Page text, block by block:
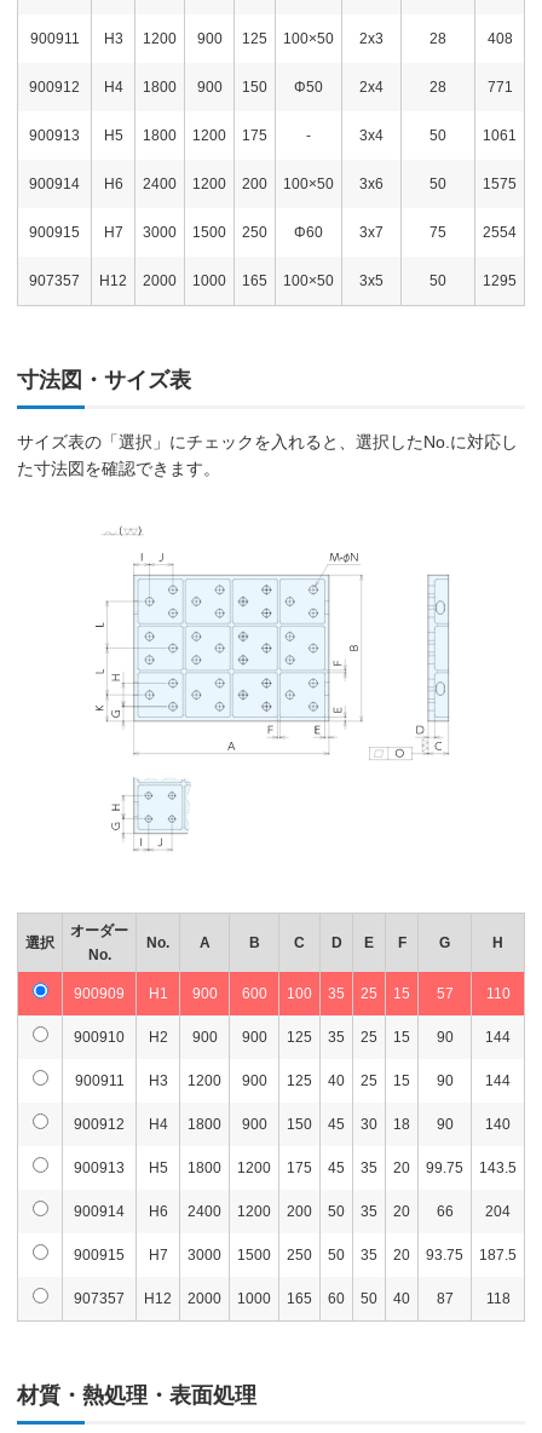
900911 H3 1200 900 125 100×50 2x3 28 408
900912 H4 1800 900 150 Φ50 2x4 28 771
900913 H5 1800 1200 175 - 3x4 50 1061
900914 H6 2400 1200 200 100×50 3x6 50 1575
900915 H7 3000 1500 250 Φ60 3x7 75 2554
907357 H12 2000 1000 165 100×50 3x5 50 1295
寸法図・サイズ表
サイズ表の「選択」にチェックを入れると、選択したNo.に対応し
た寸法図を確認できます。
選択
オーダー
No.
No. A B C D E F G H
900909 H1 900 600 100 35 25 15 57 110
900910 H2 900 900 125 35 25 15 90 144
900911 H3 1200 900 125 40 25 15 90 144
900912 H4 1800 900 150 45 30 18 90 140
900913 H5 1800 1200 175 45 35 20 99.75 143.5
900914 H6 2400 1200 200 50 35 20 66 204
900915 H7 3000 1500 250 50 35 20 93.75 187.5
907357 H12 2000 1000 165 60 50 40 87 118
材質・熱処理・表面処理